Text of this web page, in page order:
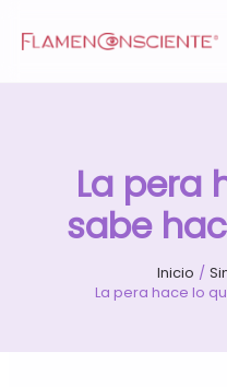
La pera
sabe
Inicio
La pera hace lo